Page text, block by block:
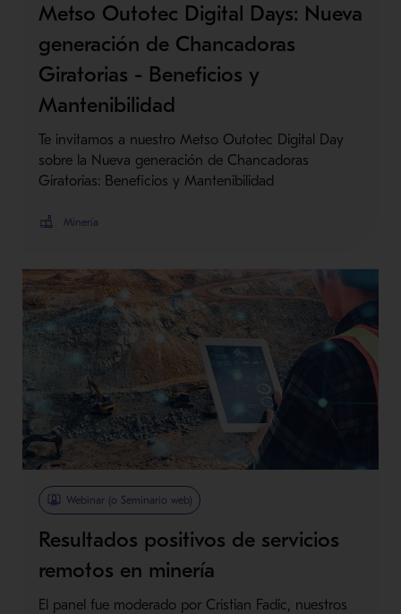
Metso Outotec Digital Days: Nueva
generación de Chancadoras
Giratorias - Beneficios y
Mantenibilidad
Te invitamos a nuestro Metso Outotec Digital Day
sobre la Nueva generación de Chancadoras
Giratorias: Beneficios y Mantenibilidad
Minería
Webinar (o Seminario web)
Resultados positivos de servicios
remotos en minería
El panel fue moderado por Cristian Fadic, nuestros